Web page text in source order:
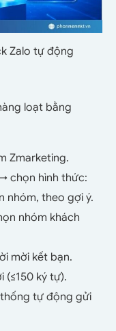
Zalo tự động
loạt bằng
Zmarketing.
chọn hình thức:
nhóm, theo gợi ý.
nhóm khách
mời kết bạn.
(≤150 ký tự).
tự động gửi